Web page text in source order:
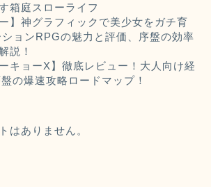
箱庭スローライフ
】神グラフィックで美少女をガチ育
ョンRPGの魅力と評価、序盤の効率
説！
キョーX】徹底レビュー！大人向け経
の爆速攻略ロードマップ！
はありません。